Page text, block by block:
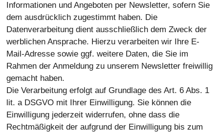
Informationen und Angeboten per Newsletter, sofern Sie
dem ausdrücklich zugestimmt haben. Die
Datenverarbeitung dient ausschließlich dem Zweck der
werblichen Ansprache. Hierzu verarbeiten wir Ihre E-
Mail-Adresse sowie ggf. weitere Daten, die Sie im
Rahmen der Anmeldung zu unserem Newsletter freiwillig
gemacht haben.
Die Verarbeitung erfolgt auf Grundlage des Art. 6 Abs. 1
lit. a DSGVO mit Ihrer Einwilligung. Sie können die
Einwilligung jederzeit widerrufen, ohne dass die
Rechtmäßigkeit der aufgrund der Einwilligung bis zum